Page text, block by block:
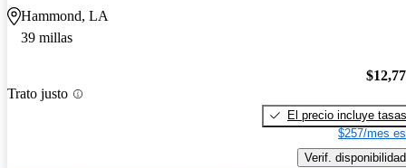
Hammond, LA
39 millas
Trato justo
El precio incluye tasas
$257/mes
Verif. disponibilidad